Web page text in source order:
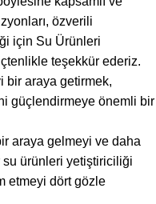
özverili
için Su Ürünleri
teşekkür ederiz.
bir araya getirmek,
güçlendirmeye önemli bir
araya gelmeyi ve daha
ürünleri yetiştiriciliği
etmeyi dört gözle